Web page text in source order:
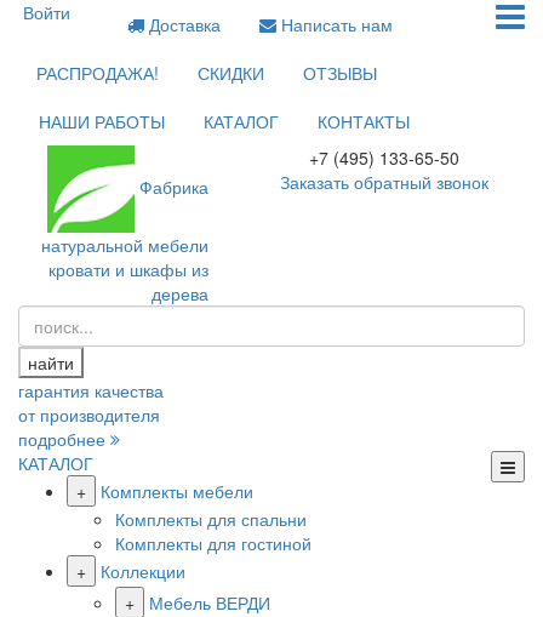
Войти Доставка
Написать нам
РАСПРОДАЖА!
СКИДКИ
ОТЗЫВЫ
НАШИ РАБОТЫ
КАТАЛОГ КОНТАКТЫ
Фабрика
натуральной мебели
кровати и шкафы из
дерева
+7 (495) 133-65-50
Заказать обратный звонок
найти
гарантия качества
от производителя
подробнее
КАТАЛОГ
+
Комплекты мебели
Комплекты для спальни
Комплекты для гостиной
+
Коллекции
+
Мебель ВЕРДИ